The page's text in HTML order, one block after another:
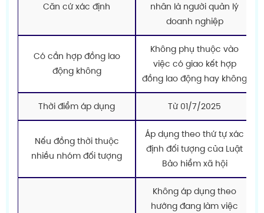
Căn cứ xác định
nhân là người quản lý
doanh nghiệp
Có cần hợp đồng lao
động không
Không phụ thuộc vào
việc có giao kết hợp
đồng lao động hay không
Thời điểm áp dụng Từ 01/7/2025
Nếu đồng thời thuộc
nhiều nhóm đối tượng
Áp dụng theo thứ tự xác
định đối tượng của Luật
Bảo hiểm xã hội
Không áp dụng theo
hướng đang làm việc